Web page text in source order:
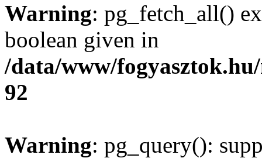
Warning: pg_fetch_all()
boolean given in
/data/www/
92
Warning: pg_query():